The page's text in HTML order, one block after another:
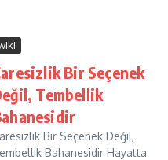
Bir Seçenek
Tembellik
Bir Seçenek Değil,
Bahanesidir Hayatta